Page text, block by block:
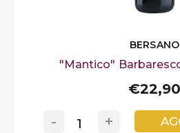
BERSANO
"Mantico"
€22,90
+
-